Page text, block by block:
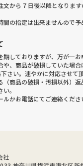
から 7 日後以降となります
の指定は出来ませんので予
期しておりますが、万が一
や、商品が破損していた場
さい。速やかに対応させて頂
（商品の破損・汚損以外）
。
かお電話にてご連絡くださ
社